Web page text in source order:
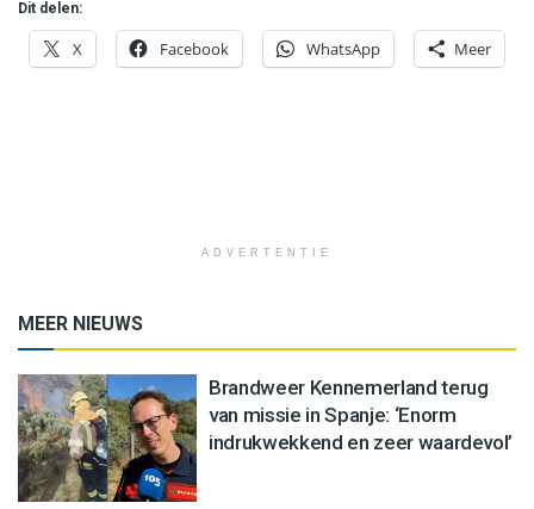
Dit delen:
X Facebook WhatsApp Meer
ADVERTENTIE
MEER NIEUWS
Brandweer Kennemerland terug
van missie in Spanje: ‘Enorm
indrukwekkend en zeer waardevol’